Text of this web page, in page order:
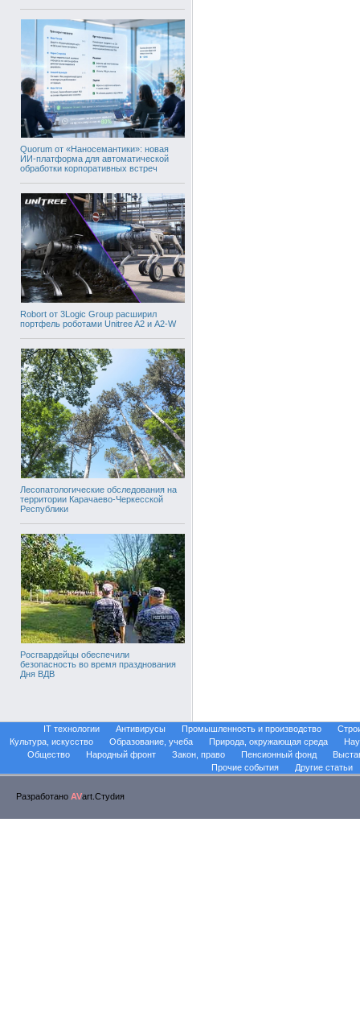
Quorum от «Наносемантики»: новая
ИИ-платформа для автоматической
обработки корпоративных встреч
Robort от 3Logic Group расширил
портфель роботами Unitree A2 и A2-W
Лесопатологические обследования на
территории Карачаево-Черкесской
Республики
Росгвардейцы обеспечили
безопасность во время празднования
Дня ВДВ
IT технологии Антивирусы Промышленность и производство
Культура, искусство
Образование, учеба Природа, окружающая среда
Общество
Народный фронт Закон, право Пенсионный фонд
Прочие события
Другие статьи
Разработано AVart.Стуdия